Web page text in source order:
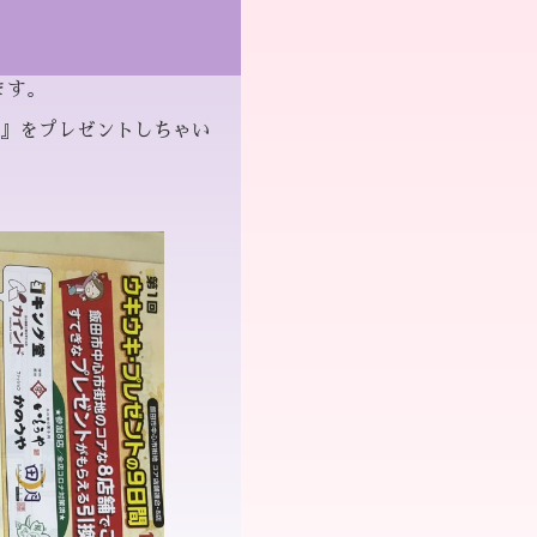
。
をプレゼントしちゃい